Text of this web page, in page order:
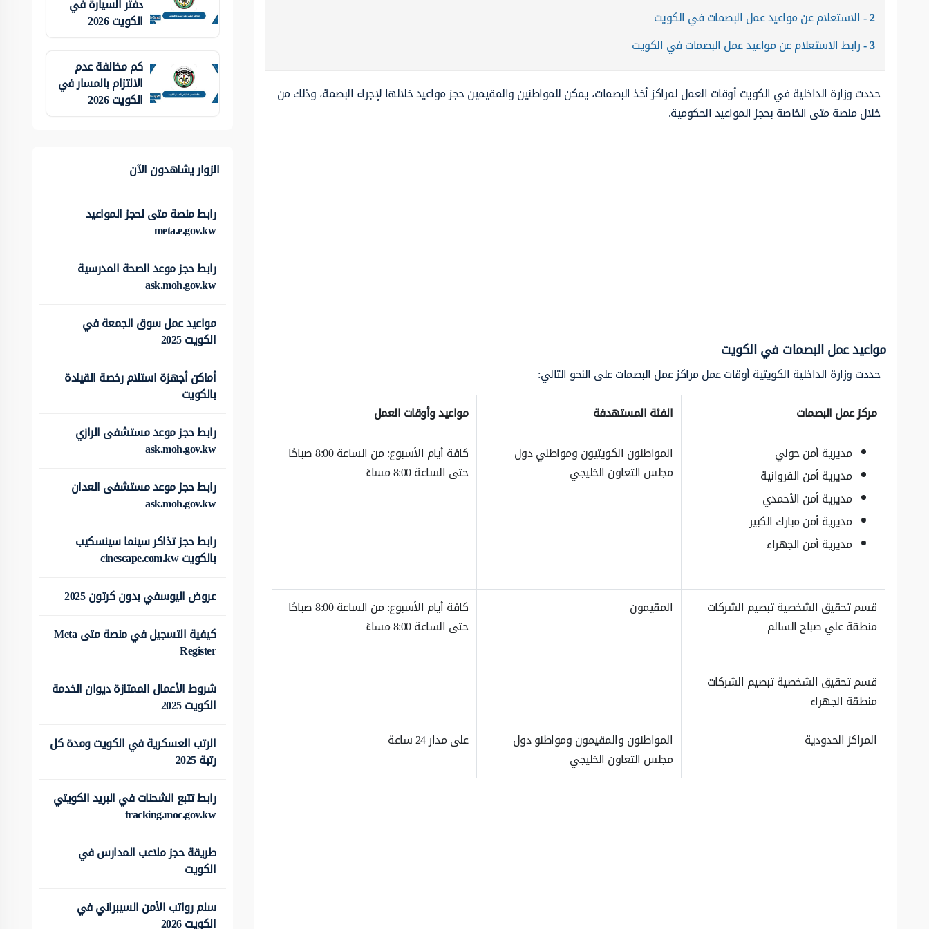
2 الاستعلام عن مواعيد عمل البصمات في الكويت
3 رابط الاستعلام عن مواعيد عمل البصمات في الكويت
حددت وزارة الداخلية في الكويت أوقات العمل لمراكز أخذ البصمات، يمكن للمواطنين والمقيمين حجز مواعيد خلالها لإجراء البصمة، وذلك من
خلال منصة متى الخاصة بحجز المواعيد الحكومية.
مواعيد عمل البصمات في الكويت
حددت وزارة الداخلية الكويتية أوقات عمل مراكز عمل البصمات على النحو التالي:
مركز عمل البصمات
الفئة المستهدفة
مواعيد وأوقات العمل
مديرية أمن حولي
مديرية أمن الفروانية
مديرية أمن الأحمدي
مديرية أمن مبارك الكبير
مديرية أمن الجهراء
المواطنون الكويتيون ومواطني دول
مجلس التعاون الخليجي
كافة أيام الأسبوع: من الساعة 8:00 صباحًا
حتى الساعة 8:00 مساءً
قسم تحقيق الشخصية تبصيم الشركات
منطقة علي صباح السالم
المقيمون
كافة أيام الأسبوع: من الساعة 8:00 صباحًا
حتى الساعة 8:00 مساءً
قسم تحقيق الشخصية تبصيم الشركات
منطقة الجهراء
المراكز الحدودية
المواطنون والمقيمون ومواطنو دول
مجلس التعاون الخليجي
على مدار 24 ساعة
دفتر السيارة في
الكويت 2026
كم مخالفة عدم
الالتزام بالمسار في
الكويت 2026
الزوار يشاهدون الآن
رابط منصة متى لحجز المواعيد
meta.e.gov.kw
رابط حجز موعد الصحة المدرسية
ask.moh.gov.kw
مواعيد عمل سوق الجمعة في
الكويت 2025
أماكن أجهزة استلام رخصة القيادة
بالكويت
رابط حجز موعد مستشفى الرازي
ask.moh.gov.kw
رابط حجز موعد مستشفى العدان
ask.moh.gov.kw
رابط حجز تذاكر سينما سينسكيب
بالكويت cinescape.com.kw
عروض اليوسفي بدون كرتون 2025
كيفية التسجيل في منصة متى Meta
Register
شروط الأعمال الممتازة ديوان الخدمة
الكويت 2025
الرتب العسكرية في الكويت ومدة كل
رتبة 2025
رابط تتبع الشحنات في البريد الكويتي
tracking.moc.gov.kw
طريقة حجز ملاعب المدارس في
الكويت
سلم رواتب الأمن السيبراني في
الكويت 2026